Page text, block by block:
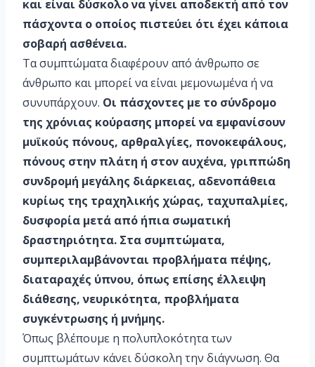
και είναι δύσκολο να γίνει αποδεκτή από τον
πάσχοντα ο οποίος πιστεύει ότι έχει κάποια
σοβαρή ασθένεια.
Τα συμπτώματα διαφέρουν από άνθρωπο σε
άνθρωπο και μπορεί να είναι μεμονωμένα ή να
συνυπάρχουν. Οι πάσχοντες με το σύνδρομο
της χρόνιας κούρασης μπορεί να εμφανίσουν
μυϊκούς πόνους, αρθραλγίες, πονοκεφάλους,
πόνους στην πλάτη ή στον αυχένα, γριππώδη
συνδρομή μεγάλης διάρκειας, αδενοπάθεια
κυρίως της τραχηλικής χώρας, ταχυπαλμίες,
δυσφορία μετά από ήπια σωματική
δραστηριότητα. Στα συμπτώματα,
συμπεριλαμβάνονται προβλήματα πέψης,
διαταραχές ύπνου, όπως επίσης έλλειψη
διάθεσης, νευρικότητα, προβλήματα
συγκέντρωσης ή μνήμης.
Όπως βλέπουμε η πολυπλοκότητα των
συμπτωμάτων κάνει δύσκολη την διάγνωση. Θα